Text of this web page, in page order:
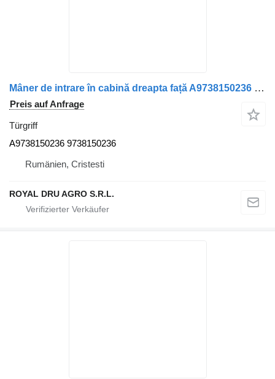
Mâner de intrare în cabină dreapta față A9738150236 Türgriff für Mercedes-Benz LKW
Preis auf Anfrage
Türgriff
A9738150236 9738150236
Rumänien, Cristesti
ROYAL DRU AGRO S.R.L.